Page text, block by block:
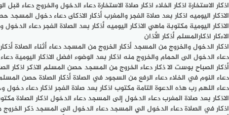
اذكار الاستخارة اذكار الخلاء اذكار صلاة الاستخارة دعاء الدخول والخروج
الاذكار اليوميه اذكار بعد صلاة الفجر والمغرب أذكار الاذكاى دعاء دخول
الاذكار اليومية مكتوبة ماهي الاذكار اليوميه أذكار بعد الصلاة الفجر دعاء
الاءكار اذكارالمسلم أذكار الأذان
اذكار الدخول والخروج من المسجد أذكار الخروج من المسجد دعاء أثناء الصلاة
دعاء الدخول الى الحمام والخروج منه اذكار بعد الوضوء افضل الاذكار
أذكار الصباح بوست الا ذكار دعاء الخروج من المسجد حصن المسلم الاذكر اذكار
دعاء النوم في الخلاء دعاء الرفع من السجود في الصلاة أذكار الصلاة حصن
دعاء اللهم رب هذه الدعوة التامة مكتوب اذكار بعد صلاة الفجر اذکار دعاء دخول
الاذكار بعد صلاة المغرب دعاء الدخول إلى المسجد دعاء الدخول اذكار الصلاة
اذكار في الصلاة دعاء الدخول الي المسجد دعاء الدخول الى المسجد ذكر